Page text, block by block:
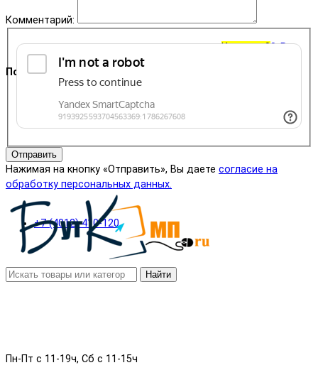
Корзина 00 ₽
Поддержка
+7 (4012) 410-120
Пн-Пт с 11-19ч, Сб с 11-15ч
Комментарий:
Отправить
Нажимая на кнопку «Отправить», Вы даете согласие на
обработку персональных данных.
Найти